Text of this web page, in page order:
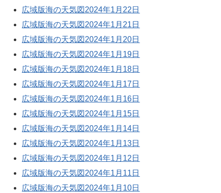
広域版海の天気図2024年1月22日
広域版海の天気図2024年1月21日
広域版海の天気図2024年1月20日
広域版海の天気図2024年1月19日
広域版海の天気図2024年1月18日
広域版海の天気図2024年1月17日
広域版海の天気図2024年1月16日
広域版海の天気図2024年1月15日
広域版海の天気図2024年1月14日
広域版海の天気図2024年1月13日
広域版海の天気図2024年1月12日
広域版海の天気図2024年1月11日
広域版海の天気図2024年1月10日